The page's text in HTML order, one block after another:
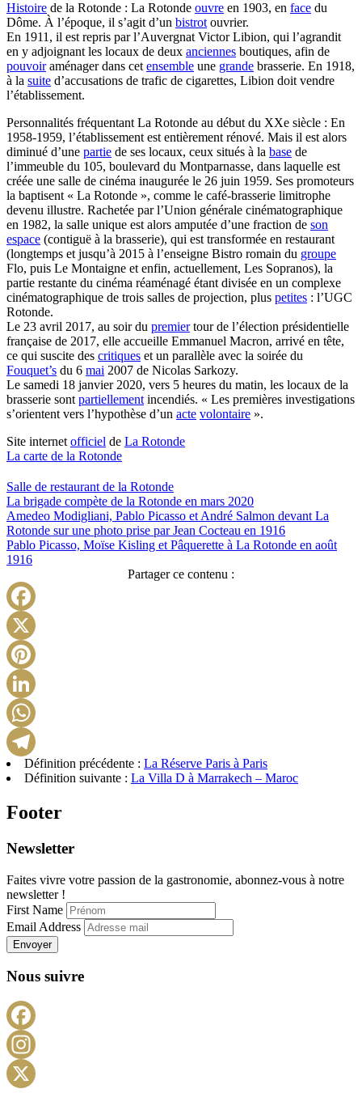
Histoire de la Rotonde : La Rotonde ouvre en 1903, en face du
Dôme. À l’époque, il s’agit d’un bistrot ouvrier.
En 1911, il est repris par l’Auvergnat Victor Libion, qui l’agrandit
en y adjoignant les locaux de deux anciennes boutiques, afin de
pouvoiraménager dans cet ensemble une grande brasserie. En 1918,
à la suite d’accusations de trafic de cigarettes, Libion doit vendre
l’établissement.
Personnalités fréquentant La Rotonde au début du XXe siècle : En
1958-1959, l’établissement est entièrement rénové. Mais il est alors
diminué d’une partie de ses locaux, ceux situés à la base de
l’immeuble du 105, boulevard du Montparnasse, dans laquelle est
créée une salle de cinéma inaugurée le 26 juin 1959. Ses promoteurs
la baptisent « La Rotonde », comme le café-brasserie limitrophe
devenu illustre. Rachetée par l’Union générale cinématographique
en 1982, la salle unique est alors amputée d’une fraction de son
espace (contiguë à la brasserie), qui est transformée en restaurant
(longtemps et jusqu’à 2015 à l’enseigne Bistro romain du groupe
Flo, puis Le Montaigne et enfin, actuellement, Les Sopranos), la
partie restante du cinéma réaménagé étant divisée en un complexe
cinématographique de trois salles de projection, plus petites : l’UGC
Rotonde.
Le 23 avril 2017, au soir du premiertour de l’élection présidentielle
française de 2017, elle accueille Emmanuel Macron, arrivé en tête,
ce qui suscite des critiques et un parallèle avec la soirée du
Fouquet’s du 6 mai 2007 de Nicolas Sarkozy.
Le samedi 18 janvier 2020, vers 5 heures du matin, les locaux de la
brasserie sont partiellement incendiés. « Les premières investigations
s’orientent vers l’hypothèse d’un acte volontaire ».
Site internet officiel de La Rotonde
La carte de la Rotonde
Salle de restaurant de la Rotonde
La brigade compète de la Rotonde en mars 2020
Amedeo Modigliani, Pablo Picasso et André Salmon devant La
Rotonde sur une photo prise par Jean Cocteau en 1916
Pablo Picasso, Moïse Kisling et Pâquerette à La Rotonde en août
1916
Partager ce contenu :
Telegram
Définition précédente : La Réserve Paris à Paris
Définition suivante : La Villa D à Marrakech – Maroc
Footer
Newsletter
Faites vivre votre passion de la gastronomie, abonnez-vous à notre
newsletter !
First Name
Email Address
Envoyer
Nous suivre